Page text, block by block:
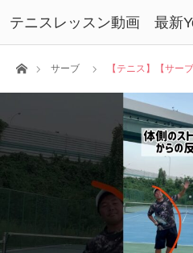
テニスレッスン動画 最新
ホームサーブ 【テニス】【サーブ